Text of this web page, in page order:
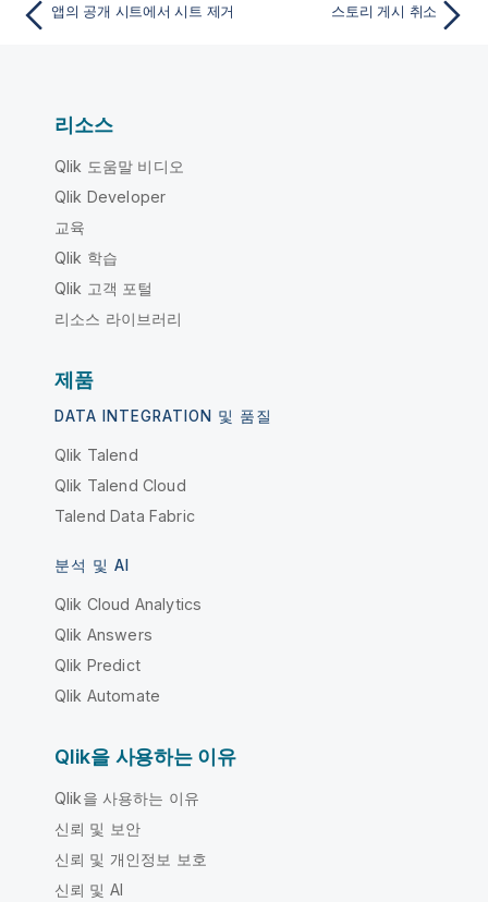
앱의 공개 시트에서 시트 제거 스토리 게시 취소
리소스
Qlik 도움말 비디오
Qlik Developer
교육
Qlik 학습
Qlik 고객 포털
리소스 라이브러리
제품
DATA INTEGRATION 및 품질
Qlik Talend
Qlik Talend Cloud
Talend Data Fabric
분석 및 AI
Qlik Cloud Analytics
Qlik Answers
Qlik Predict
Qlik Automate
Qlik을 사용하는 이유
Qlik을 사용하는 이유
신뢰 및 보안
신뢰 및 개인정보 보호
신뢰 및 AI